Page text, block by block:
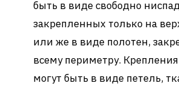
быть в виде свободно
закрепленных только на
или же в виде полотен,
всему периметру.
могут быть в виде петель,